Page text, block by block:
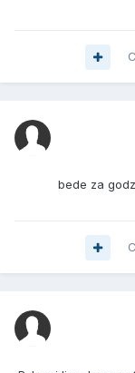
bede za